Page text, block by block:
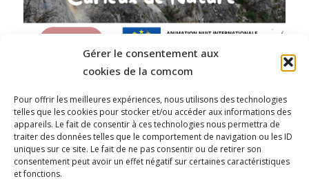
Gérer le consentement aux
cookies de la comcom
Pour offrir les meilleures expériences, nous utilisons des technologies
telles que les cookies pour stocker et/ou accéder aux informations des
appareils. Le fait de consentir à ces technologies nous permettra de
traiter des données telles que le comportement de navigation ou les ID
uniques sur ce site. Le fait de ne pas consentir ou de retirer son
consentement peut avoir un effet négatif sur certaines caractéristiques
et fonctions.